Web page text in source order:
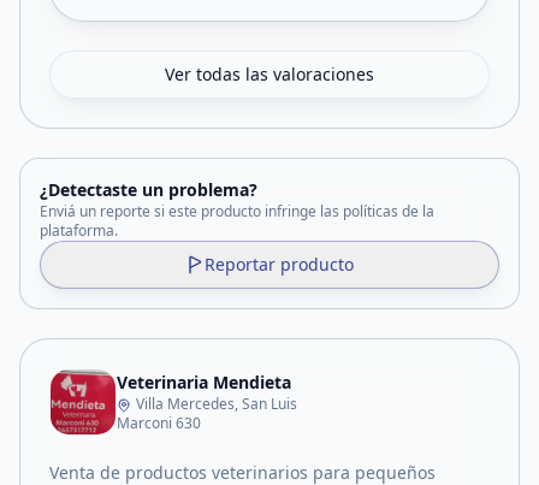
Ver todas las valoraciones
¿Detectaste un problema?
Enviá un reporte si este producto infringe las políticas de la
plataforma.
Reportar producto
Veterinaria Mendieta
Villa Mercedes, San Luis
Marconi 630
Venta de productos veterinarios para pequeños